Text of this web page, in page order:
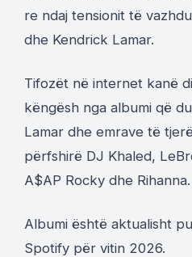
re ndaj tensionit të
dhe Kendrick Lamar.
Tifozët në internet kanë
këngësh nga albumi që
Lamar dhe emrave të
përfshirë DJ Khaled,
A$AP Rocky dhe Rihanna.
Albumi është aktualisht
Spotify për vitin 2026.